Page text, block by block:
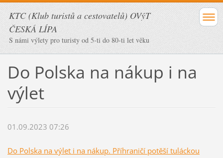
KTC (Klub turistů a cestovatelů) OVýT
ČESKÁ LÍPA
S námi výlety pro turisty od 5-ti do 80-ti let věku
Do Polska na nákup i na
výlet
01.09.2023 07:26
Do Polska na výlet i na nákup. Příhraničí potěší tuláckou